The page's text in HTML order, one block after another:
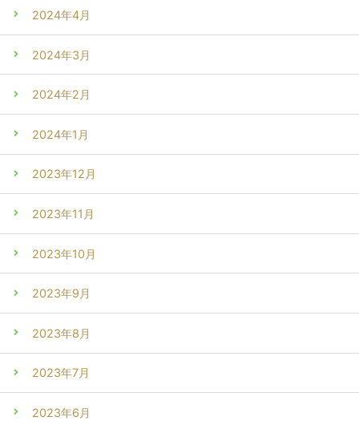
2024年4月
2024年3月
2024年2月
2024年1月
2023年12月
2023年11月
2023年10月
2023年9月
2023年8月
2023年7月
2023年6月